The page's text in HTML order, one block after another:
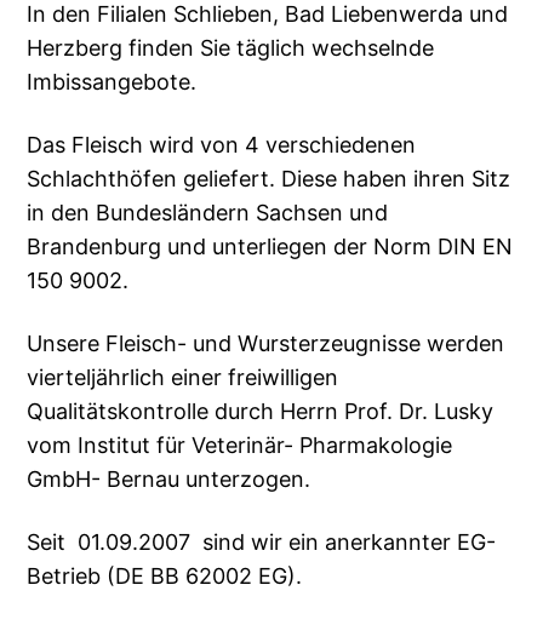
In den Filialen Schlieben, Bad Liebenwerda und
Herzberg finden Sie täglich wechselnde
Imbissangebote.
Das Fleisch wird von 4 verschiedenen
Schlachthöfen geliefert. Diese haben ihren Sitz
in den Bundesländern Sachsen und
Brandenburg und unterliegen der Norm DIN EN
150 9002.
Unsere Fleisch- und Wursterzeugnisse werden
vierteljährlich einer freiwilligen
Qualitätskontrolle durch Herrn Prof. Dr. Lusky
vom Institut für Veterinär- Pharmakologie
GmbH- Bernau unterzogen.
Seit 01.09.2007 sind wir ein anerkannter EG-
Betrieb (DE BB 62002 EG).